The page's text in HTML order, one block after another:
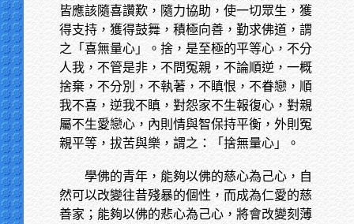
皆應該隨喜讚歎，隨力協助，使一切眾生，獲
得支持，獲得鼓舞，積極向善，勤求佛道，謂
之「喜無量心」。捨，是至極的平等心，不分
人我，不管是非，不問冤親，不論順逆，一概
捨棄，不分別，不執著，不瞋恨，不眷戀，順
我不喜，逆我不瞋，對怨家不生報復心，對親
屬不生愛戀心，內則情與智保持平衡，外則冤
親平等，拔苦與樂，謂之：「捨無量心」。
學佛的青年，能夠以佛的慈心為己心，自
然可以改變往昔殘暴的個性，而成為仁愛的慈
善家；能夠以佛的悲心為己心，將會改變刻薄